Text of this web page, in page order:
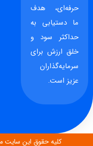
حرفه‌ای، هدف
ما دستیابی به
حداکثر سود و
خلق ارزش برای
سرمایه‌گذاران
عزیز است.
کلیه حقوق این سایت